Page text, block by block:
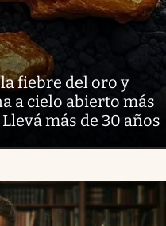
fiebre del oro y
a cielo abierto más
más de 30 años